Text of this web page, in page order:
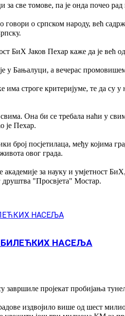
све томове, па је онда почео
говори о српском народу, већ
БиХ Јаков Пехар каже да је већ
у Бањалуци, а вечерас
строге критеријуме, те да су
Она би се требала наћи у
је Пехар.
број посјетилаца, међу
овог града.
за науку и умјетност
друштва "Просвјета" Мостар.
НАСЕЉА
пројекат пробијања
издвојило више од шест